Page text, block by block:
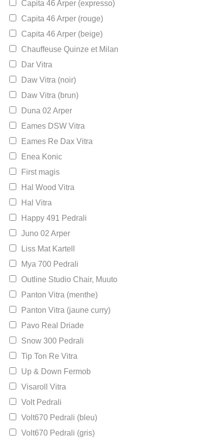
Capita 46 Arper (expresso)
Capita 46 Arper (rouge)
Capita 46 Arper (beige)
Chauffeuse Quinze et Milan
Dar Vitra
Daw Vitra (noir)
Daw Vitra (brun)
Duna 02 Arper
Eames DSW Vitra
Eames Re Dax Vitra
Enea Konic
First magis
Hal Wood Vitra
Hal Vitra
Happy 491 Pedrali
Juno 02 Arper
Liss Mat Kartell
Mya 700 Pedrali
Outline Studio Chair, Muuto
Panton Vitra (menthe)
Panton Vitra (jaune curry)
Pavo Real Driade
Snow 300 Pedrali
Tip Ton Re Vitra
Up & Down Fermob
Visaroll Vitra
Volt Pedrali
Volt670 Pedrali (bleu)
Volt670 Pedrali (gris)